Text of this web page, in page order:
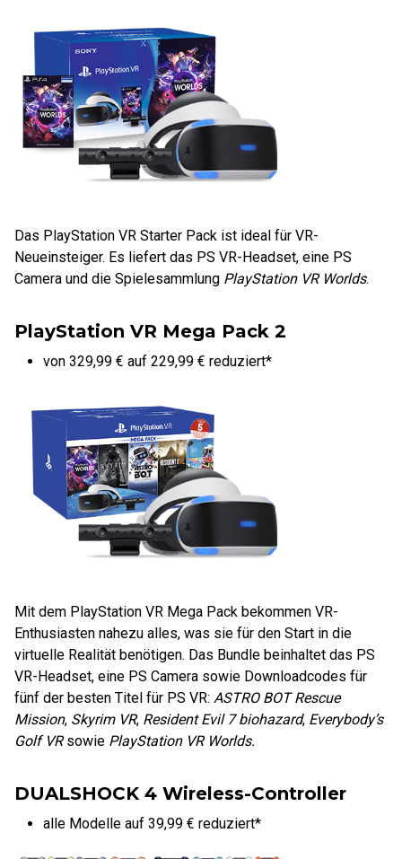
Das PlayStation VR Starter Pack ist ideal für VR-
Neueinsteiger. Es liefert das PS VR-Headset, eine PS
Camera und die Spielesammlung PlayStation VR Worlds.
PlayStation VR Mega Pack 2
von 329,99 € auf 229,99 € reduziert*
Mit dem PlayStation VR Mega Pack bekommen VR-
Enthusiasten nahezu alles, was sie für den Start in die
virtuelle Realität benötigen. Das Bundle beinhaltet das PS
VR-Headset, eine PS Camera sowie Downloadcodes für
fünf der besten Titel für PS VR: ASTRO BOT Rescue
Mission, Skyrim VR, Resident Evil 7 biohazard, Everybody’s
Golf VRsowie PlayStation VR Worlds.
DUALSHOCK 4 Wireless-Controller
alle Modelle auf 39,99 € reduziert*